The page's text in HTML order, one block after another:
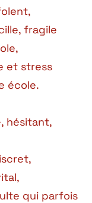
fragile
et stress
école.
hésitant,
qui parfois